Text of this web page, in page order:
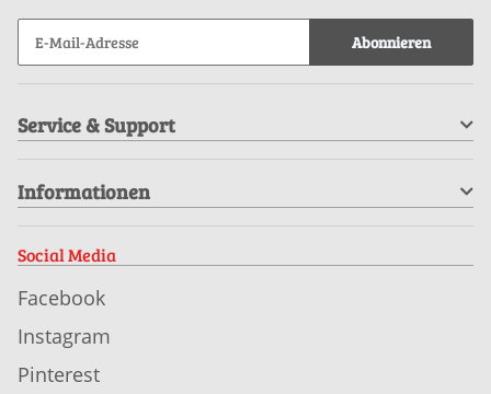
Abonnieren
Service & Support
Informationen
Social Media
Facebook
Instagram
Pinterest